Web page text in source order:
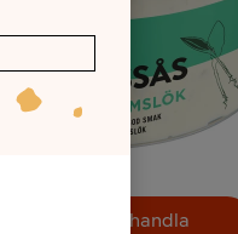
Välj butik och handla